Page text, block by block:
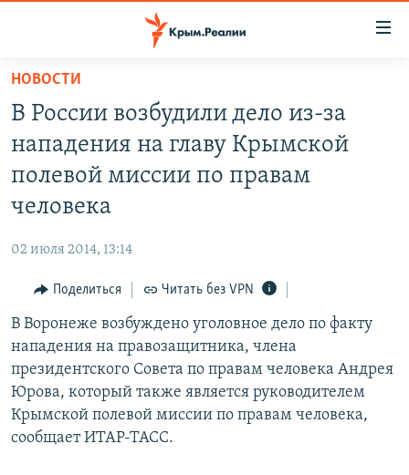
Вернуться
основному
содержанию
главной
Вернутся
поискуИНФОГРАФИКА
ТЕЛЕПРОЕКТ КРЫМ.РЕАЛИИ
СОВЕТЫ ПРАВОЗАЩИТНИКОВ
ПРОПАВШИЕ БЕЗ ВЕСТИ
ПОБЕДИТЕЛЕЙ НЕ СУДЯТ?
РАДІО СВОБОДА
КАК ОБОЙТИ БЛОКИРОВКУ
Українською
Qırımtatar
ПРИСОЕДИНЯЙТЕСЬ!
НОВОСТИ
В России возбудили дело из-за
нападения на главу Крымской
полевой миссии по правам
человека
02 июля 2014, 13:14
Поделиться Читать без VPN
В Воронеже возбуждено уголовное дело по факту
нападения на правозащитника, члена
президентского Совета по правам человека Андрея
Юрова, который также является руководителем
Крымской полевой миссии по правам человека,
сообщает ИТАР-ТАСС.